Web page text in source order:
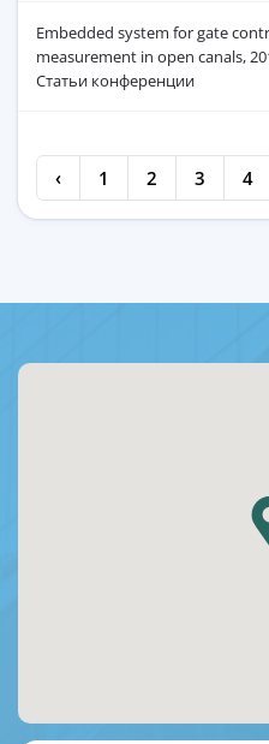
Embedded system for gate
measurement in open canals,
Статьи конференции
‹ 1 2 3 4